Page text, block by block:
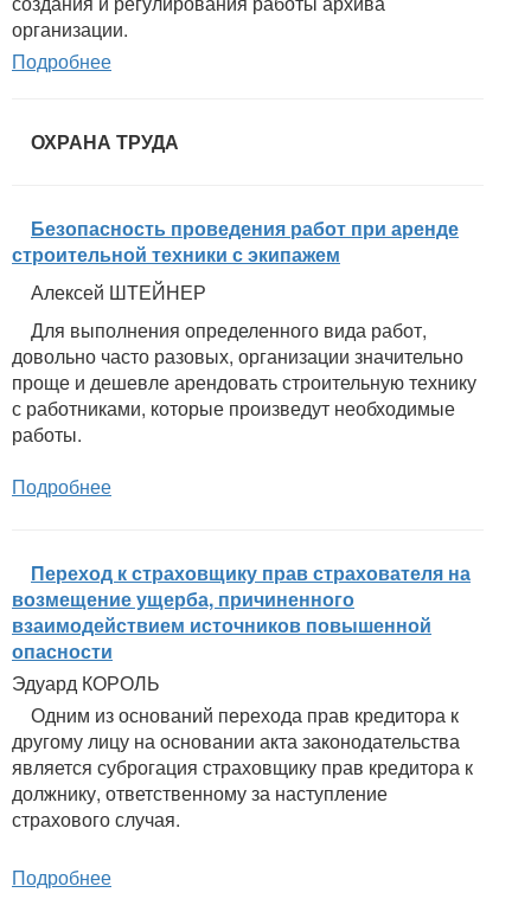
организации.
Подробнее
ОХРАНА ТРУДА
Безопасность проведения работ при аренде
строительной техники с экипажем
Алексей ШТЕЙНЕР
Для выполнения определенного вида работ,
довольно часто разовых, организации значительно
проще и дешевле арендовать строительную технику
с работниками, которые произведут необходимые
работы.
Подробнее
Переход к страховщику прав страхователя на
возмещение ущерба, причиненного
взаимодействием источников повышенной
опасности
Эдуард КОРОЛЬ
Одним из оснований перехода прав кредитора к
другому лицу на основании акта законодательства
является суброгация страховщику прав кредитора к
должнику, ответственному за наступление
страхового случая.
Подробнее